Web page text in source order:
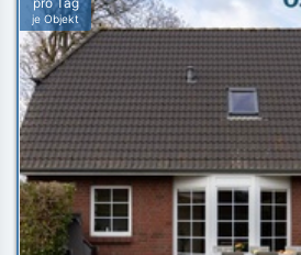
je Objekt